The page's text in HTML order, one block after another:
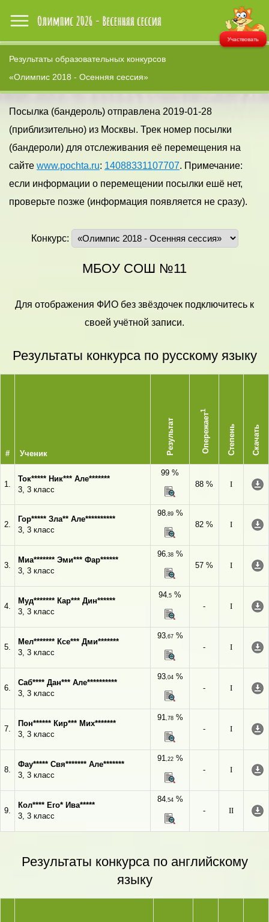
Участвовать
Результаты образовательных конкурсов
«Олимпис 2018 - Осенняя сессия»
Посылка (бандероль) отправлена 2019-01-28
(приблизительно) из Москвы. Трек номер посылки
(бандероли) для отслеживания её перемещения на
сайте www.pochta.ru: 14088331107707. Примечание:
если информации о перемещении посылки ешё нет,
проверьте позже (информация появляется не сразу).
Конкурс:
МБОУ СОШ №11
Для отображения ФИО без звёздочек подключитесь к
своей учётной записи.
Результаты конкурса по русскому языку
# Ученик Результат Опережает
1
Степень Скачать
1.
Ток***** Ник*** Але*******
3, 3 класс
99 %
88 %
I
2.
Гор***** Зла** Але**********
3, 3 класс
98,89%
82 %
I
3.
Миа******* Эми*** Фар******
3, 3 класс
96,38%
57 %
I
4.
Муд******* Кар*** Дин******
3, 3 класс
94,5 %
-
I
5.
Мел******* Ксе*** Дми*******
3, 3 класс
93,67%
-
I
6.
Саб**** Дан*** Але**********
3, 3 класс
93,04%
-
I
7.
Пон****** Кир*** Мих*******
3, 3 класс
91,78%
-
I
8.
Фау***** Свя******* Але*******
3, 3 класс
91,22%
-
I
9.
Кол**** Его* Ива*****
3, 3 класс
84,54%
-
II
Результаты конкурса по английскому
языку